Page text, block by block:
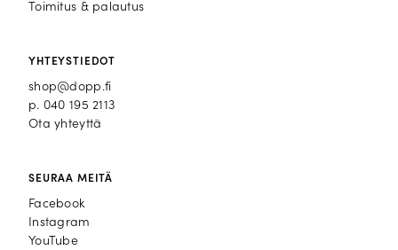
Toimitus & palautus
YHTEYSTIEDOT
shop@dopp.fi
p. 040 195 2113
Ota yhteyttä
SEURAA MEITÄ
Facebook
Facebook
Instagram
Instagram
YouTube
YouTube